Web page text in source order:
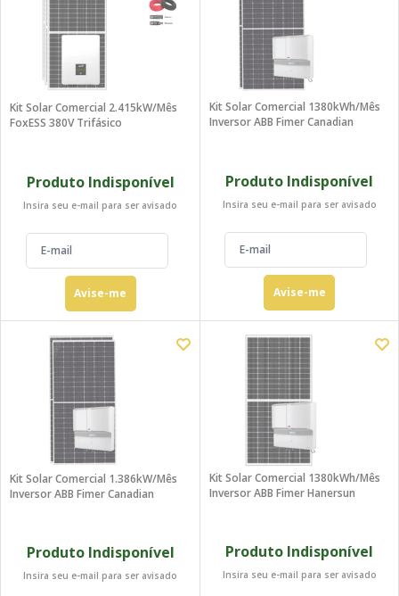
Kit Solar Comercial 2.415kW/mês
FoxESS 380V Trifásico
Produto Indisponível
Insira seu e-mail para ser avisado
Avise-me
Kit Solar Comercial 1380kWh/mês
Inversor ABB Fimer Canadian
Produto Indisponível
Insira seu e-mail para ser avisado
Avise-me
Kit Solar Comercial 1.386kW/Mês
Inversor ABB Fimer Canadian
Produto Indisponível
Insira seu e-mail para ser avisado
Kit Solar Comercial 1380kWh/mês
Inversor ABB Fimer Hanersun
Produto Indisponível
Insira seu e-mail para ser avisado